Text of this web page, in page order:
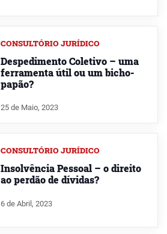
CONSULTÓRIO JURÍDICO
Despedimento Coletivo – uma
ferramenta útil ou um bicho-
papão?
25 de Maio, 2023
CONSULTÓRIO JURÍDICO
Insolvência Pessoal – o direito
ao perdão de dívidas?
6 de Abril, 2023